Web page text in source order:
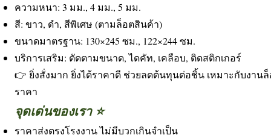
ความหนา: 3 มม., 4 มม., 5 มม.
สี: ขาว, ดำ, สีพิเศษ (ตามล็อตสินค้า)
ขนาดมาตรฐาน: 130×245 ซม., 122×244 ซม.
บริการเสริม: ตัดตามขนาด, ไดคัท, เคลือบ, ติดสติกเกอร์
👉 ยิ่งสั่งมาก ยิ่งได้ราคาดี ช่วยลดต้นทุนต่อชิ้น เหมาะกับงาน
ราคา
จุดเด่นของเรา ⭐
ราคาส่งตรงโรงงาน ไม่มีบวกเกินจำเป็น